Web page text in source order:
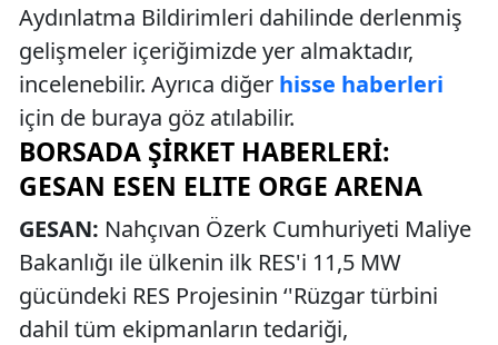
Aydınlatma Bildirimleri dahilinde derlenmiş
gelişmeler içeriğimizde yer almaktadır,
incelenebilir. Ayrıca diğer hisse haberleri
için de buraya göz atılabilir.
BORSADA ŞIRKET HABERLERI:
GESAN ESEN ELITE ORGE ARENA
GESAN: Nahçıvan Özerk Cumhuriyeti Maliye
Bakanlığı ile ülkenin ilk RES'i 11,5 MW
gücündeki RES Projesinin ‘'Rüzgar türbini
dahil tüm ekipmanların tedariği,